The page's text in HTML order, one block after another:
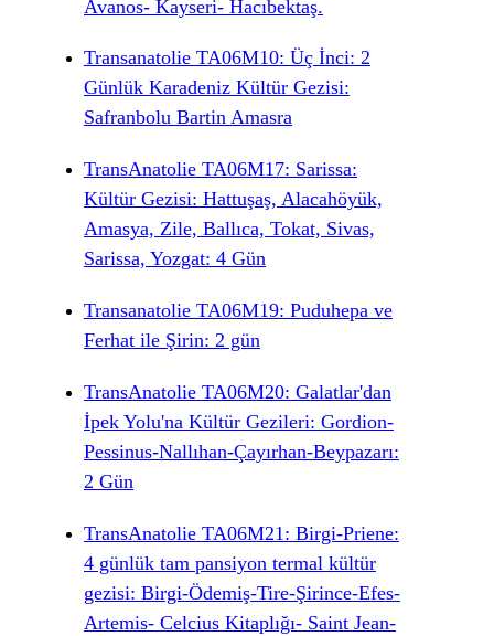
Avanos- Kayseri- Hacıbektaş.
Transanatolie TA06M10: Üç İnci: 2
Günlük Karadeniz Kültür Gezisi:
Safranbolu Bartin Amasra
TransAnatolie TA06M17: Sarissa:
Kültür Gezisi: Hattuşaş, Alacahöyük,
Amasya, Zile, Ballıca, Tokat, Sivas,
Sarissa, Yozgat: 4 Gün
Transanatolie TA06M19: Puduhepa ve
Ferhat ile Şirin: 2 gün
TransAnatolie TA06M20: Galatlar'dan
İpek Yolu'na Kültür Gezileri: Gordion-
Pessinus-Nallıhan-Çayırhan-Beypazarı:
2 Gün
TransAnatolie TA06M21: Birgi-Priene:
4 günlük tam pansiyon termal kültür
gezisi: Birgi-Ödemiş-Tire-Şirince-Efes-
Artemis- Celcius Kitaplığı- Saint Jean-